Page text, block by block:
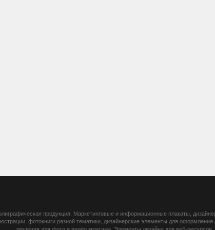
продукция. Маркетинговые и информационные плакаты,
фотокниги разной тематики, дизайнерские элементы для